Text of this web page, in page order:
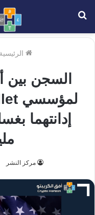
الرئيسية
السجن
مركز النشر